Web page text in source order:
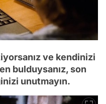
ve kendinizi
bulduysanız, son
unutmayın.